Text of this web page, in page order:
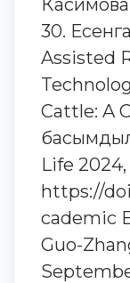
30.
Assisted
Cattle: A
Life 2024,
https://
cademic
Guo-